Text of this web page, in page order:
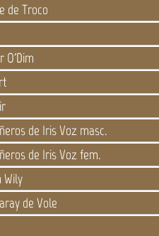
de Troco
O'Dim
de Iris Voz masc.
de Iris Voz fem.
Wily
de Vole